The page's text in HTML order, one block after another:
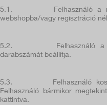
5.1.
Felhasználó a
webshopba/vagy regisztráció
5.2.
Felhasználó
darabszámát beállítja.
5.3.
Felhasználó
Felhasználó bármikor
kattintva.